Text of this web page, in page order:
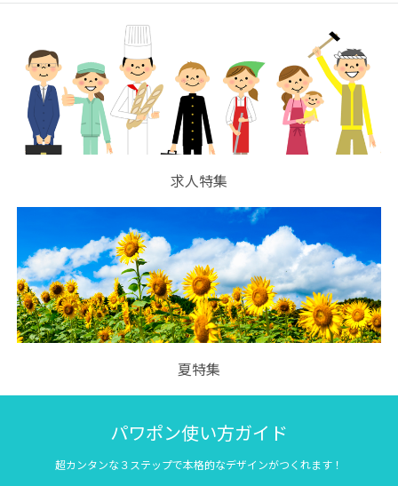
求人特集
夏特集
パワポン使い方ガイド
超カンタンな３ステップで本格的なデザインがつくれます！